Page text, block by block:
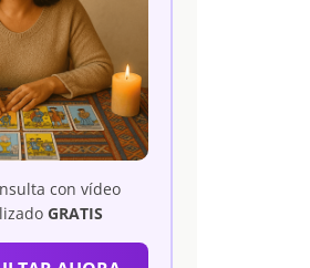
con vídeo
GRATIS